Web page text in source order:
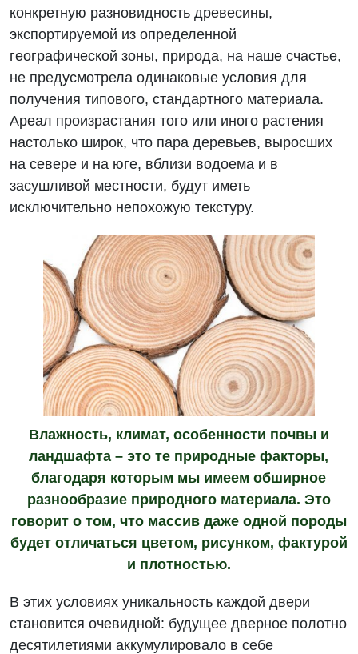
конкретную разновидность древесины,
экспортируемой из определенной
географической зоны, природа, на наше счастье,
не предусмотрела одинаковые условия для
получения типового, стандартного материала.
Ареал произрастания того или иного растения
настолько широк, что пара деревьев, выросших
на севере и на юге, вблизи водоема и в
засушливой местности, будут иметь
исключительно непохожую текстуру.
Влажность, климат, особенности почвы и
ландшафта – это те природные факторы,
благодаря которым мы имеем обширное
разнообразие природного материала. Это
говорит о том, что массив даже одной породы
будет отличаться цветом, рисунком, фактурой
и плотностью.
В этих условиях уникальность каждой двери
становится очевидной: будущее дверное полотно
десятилетиями аккумулировало в себе